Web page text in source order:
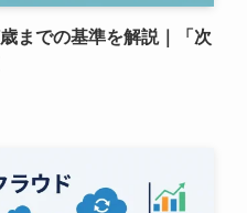
までの基準を解説｜「次